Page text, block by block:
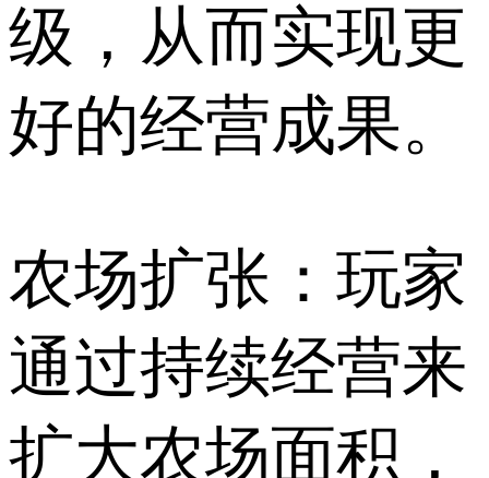
级，从而实现更
好的经营成果。
农场扩张：玩家
通过持续经营来
扩大农场面积，